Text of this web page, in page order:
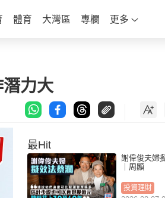
體育 大灣區 專欄 更多
力大
最Hit
謝偉俊夫婦
｜周顯
投資理財